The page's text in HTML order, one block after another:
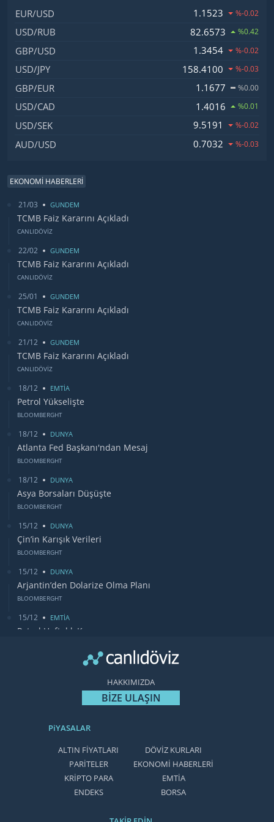
İsim, Kod
EUR/USD 1.1523 %-0.02
USD/RUB 82.6573 %0.42
GBP/USD 1.3454 %-0.02
USD/JPY 158.4100 %-0.03
GBP/EUR 1.1677 %0.00
USD/CAD 1.4016 %0.01
USD/SEK 9.5191 %-0.02
AUD/USD 0.7032 %-0.03
EKONOMİ HABERLERİ
21/03 GUNDEM
TCMB Faiz Kararını Açıkladı
CANLIDÖVİZ
22/02 GUNDEM
TCMB Faiz Kararını Açıkladı
CANLIDÖVİZ
25/01 GUNDEM
TCMB Faiz Kararını Açıkladı
CANLIDÖVİZ
21/12 GUNDEM
TCMB Faiz Kararını Açıkladı
CANLIDÖVİZ
18/12 EMTİA
Petrol Yükselişte
BLOOMBERGHT
18/12 DUNYA
Atlanta Fed Başkanı'ndan Mesaj
BLOOMBERGHT
18/12 DUNYA
Asya Borsaları Düşüşte
BLOOMBERGHT
15/12 DUNYA
Çin’in Karışık Verileri
BLOOMBERGHT
15/12 DUNYA
Arjantin’den Dolarize Olma Planı
BLOOMBERGHT
15/12 EMTİA
Petrol Haftalık Kazancı
Bugün Gözler Fed Faiz Kararında
HAKKIMIZDA
BİZE ULAŞIN
PiYASALAR
ALTIN FİYATLARI
DÖVİZ KURLARI
PARİTELER
EKONOMİ HABERLERİ
KRİPTO PARA
EMTİA
ENDEKS
BORSA